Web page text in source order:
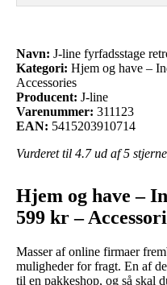
Navn: J-line fyrfadsstage
Kategori: Hjem og have –
Accessories
Producent: J-line
Varenummer: 311123
EAN: 5415203910714
Vurderet til 4.7ud af 5
Hjem og have –
599 kr –
Masser af online firmaer
muligheder for fragt. En af
til en pakkeshop, og så skal